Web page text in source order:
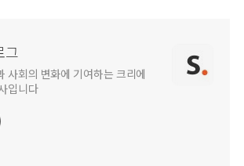
그
사회의 변화에 기여하는 크리에
입니다